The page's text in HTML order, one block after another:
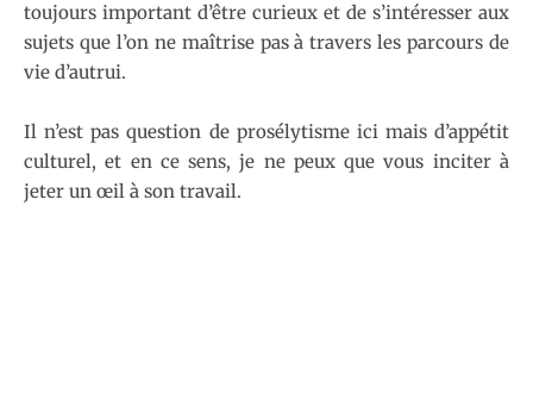
toujours important d’être curieux et de s’intéresser aux
sujets que l’on ne maîtrise pas à travers les parcours de
vie d’autrui.
Il n’est pas question de prosélytisme ici mais d’appétit
culturel, et en ce sens, je ne peux que vous inciter à
jeter un œil à son travail.